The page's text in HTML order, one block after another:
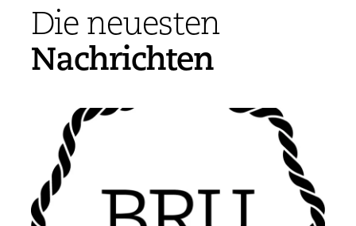
Die neuesten
Nachrichten